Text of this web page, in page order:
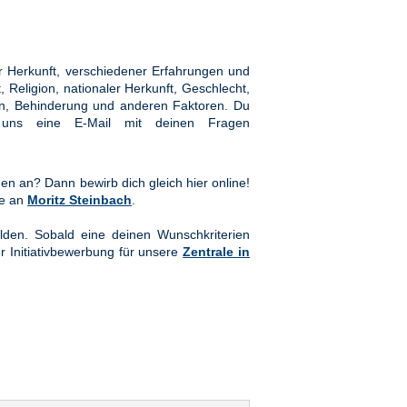
verschiedener Erfahrungen und
nationaler Herkunft, Geschlecht,
Behinderung und anderen Faktoren. Du
eine E-Mail mit deinen Fragen
an? Dann bewirb dich gleich hier online!
an Moritz Steinbach
Sobald eine deinen Wunschkriterien
Initiativbewerbung für unsereZentrale in